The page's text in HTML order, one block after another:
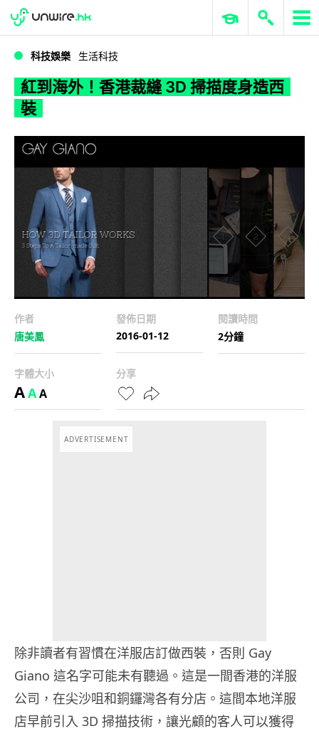
紅到海外！香港裁縫 3D 掃描度身造西裝
WWDC 2026 ERP 與商業 AI
科技娛樂 生活科技
紅到海外！香港裁縫 3D 掃描度身造西
裝
作者
唐美鳳
發佈日期
2016-01-12
閱讀時間
2分鐘
字體大小
AAA
分享
ADVERTISEMENT
除非讀者有習慣在洋服店訂做西裝，否則 Gay
Giano 這名字可能未有聽過。這是一間香港的洋服
公司，在尖沙咀和銅鑼灣各有分店。這間本地洋服
店早前引入 3D 掃描技術，讓光顧的客人可以獲得